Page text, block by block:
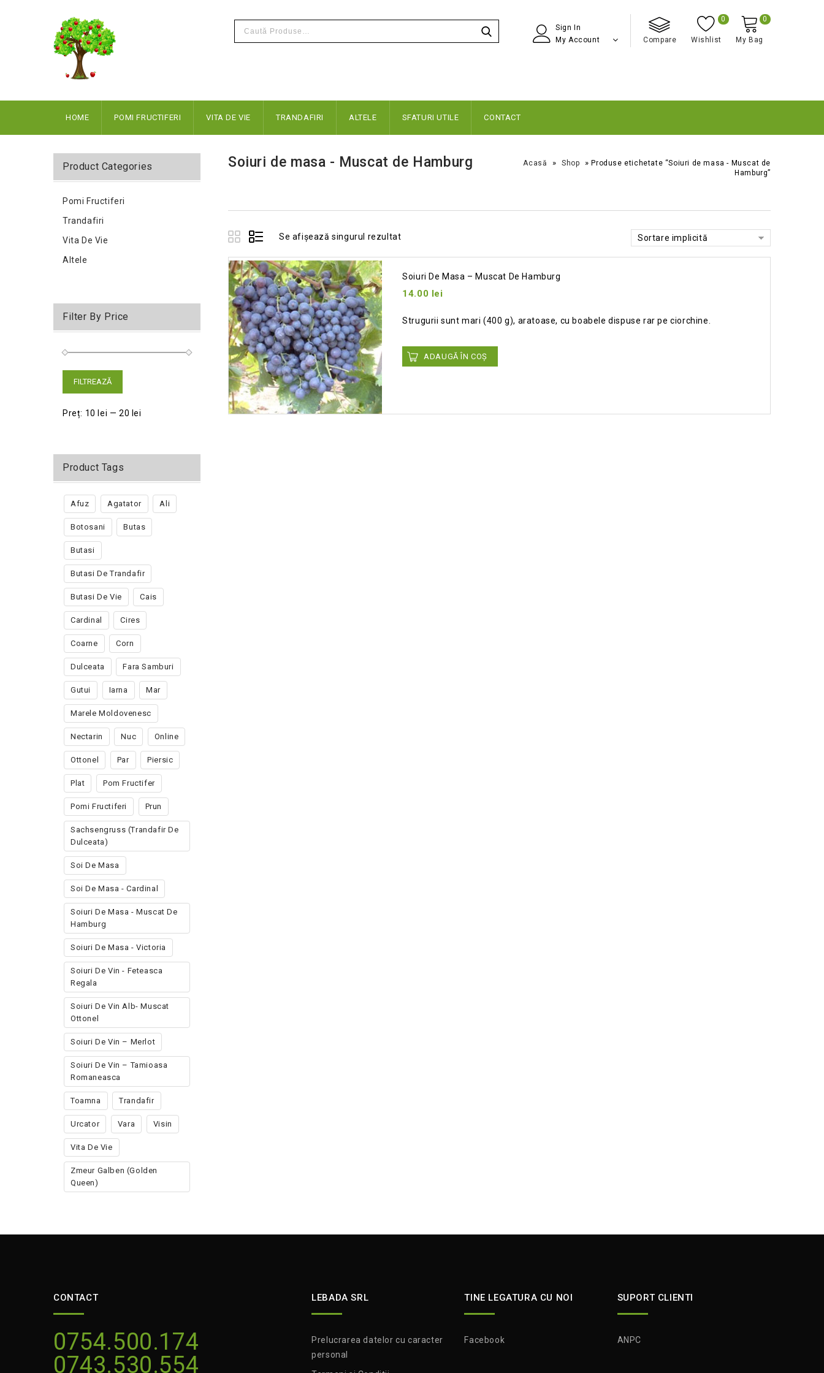
Sign In
My Account
Compare Wishlist
0
My Bag
0
HOME POMI FRUCTIFERI VITA DE VIE TRANDAFIRI ALTELE SFATURI UTILE CONTACT
Soiuri de masa - Muscat de Hamburg Acasă » Shop »Produse etichetate “Soiuri de masa - Muscat de
Hamburg”
Se afișează singurul rezultat Sortare implicită
Soiuri De Masa – Muscat De Hamburg
14.00 lei
Strugurii sunt mari (400 g), aratoase, cu boabele dispuse rar pe ciorchine.
ADAUGĂ ÎN COȘ
Product Categories
Pomi Fructiferi
Trandafiri
Vita De Vie
Altele
Filter By Price
FILTREAZĂ
Preț: 10 lei —20 lei
Product Tags
Afuz Agatator Ali
Botosani Butas
Butasi
Butasi De Trandafir
Butasi De Vie Cais
Cardinal Cires
Coarne Corn
Dulceata Fara Samburi
Gutui Iarna Mar
Marele Moldovenesc
Nectarin Nuc Online
Ottonel Par Piersic
Plat Pom Fructifer
Pomi Fructiferi Prun
Sachsengruss (trandafir De
Dulceata)
Soi De Masa
Soi De Masa - Cardinal
Soiuri De Masa - Muscat De
Hamburg
Soiuri De Masa - Victoria
Soiuri De Vin - Feteasca
Regala
Soiuri De Vin Alb- Muscat
Ottonel
Soiuri De Vin – Merlot
Soiuri De Vin – Tamioasa
Romaneasca
Toamna Trandafir
Urcator Vara Visin
Vita De Vie
Zmeur Galben (golden
Queen)
CONTACT
0754.500.174
0743.530.554
LEBADA SRL
Prelucrarea datelor cu caracter
personal
TINE LEGATURA CU NOI
Facebook
SUPORT CLIENTI
ANPC